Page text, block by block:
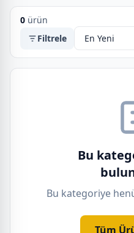
0 ürün
Filtrele
Bu
Bu kategoriye
Tüm